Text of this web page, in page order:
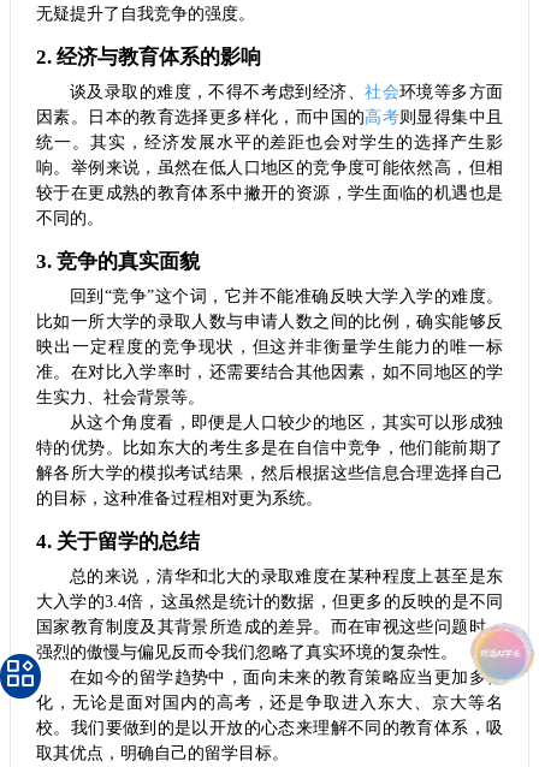
无疑提升了自我竞争的强度。
2. 经济与教育体系的影响
谈及录取的难度，不得不考虑到经济、社会环境等多方面
因素。日本的教育选择更多样化，而中国的高考则显得集中且
统一。其实，经济发展水平的差距也会对学生的选择产生影
响。举例来说，虽然在低人口地区的竞争度可能依然高，但相
较于在更成熟的教育体系中撇开的资源，学生面临的机遇也是
不同的。
3. 竞争的真实面貌
回到“竞争”这个词，它并不能准确反映大学入学的难度。
比如一所大学的录取人数与申请人数之间的比例，确实能够反
映出一定程度的竞争现状，但这并非衡量学生能力的唯一标
准。在对比入学率时，还需要结合其他因素，如不同地区的学
生实力、社会背景等。
从这个角度看，即便是人口较少的地区，其实可以形成独
特的优势。比如东大的考生多是在自信中竞争，他们能前期了
解各所大学的模拟考试结果，然后根据这些信息合理选择自己
的目标，这种准备过程相对更为系统。
4. 关于留学的总结
总的来说，清华和北大的录取难度在某种程度上甚至是东
大入学的3.4倍，这虽然是统计的数据，但更多的反映的是不同
国家教育制度及其背景所造成的差异。而在审视这些问题时，
强烈的傲慢与偏见反而令我们忽略了真实环境的复杂性。
在如今的留学趋势中，面向未来的教育策略应当更加多样
化，无论是面对国内的高考，还是争取进入东大、京大等名
校。我们要做到的是以开放的心态来理解不同的教育体系，吸
取其优点，明确自己的留学目标。